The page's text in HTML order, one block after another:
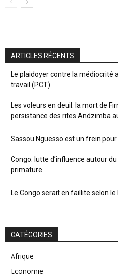
ARTICLES RÉCENTS
Le plaidoyer contre la médiocrité
travail (PCT)
Les voleurs en deuil: la mort de
persistance des rites Andzimba
Sassou Nguesso est un frein
Congo: lutte d’influence autour
primature
Le Congo serait en faillite selon le
CATÉGORIES
Afrique
Economie